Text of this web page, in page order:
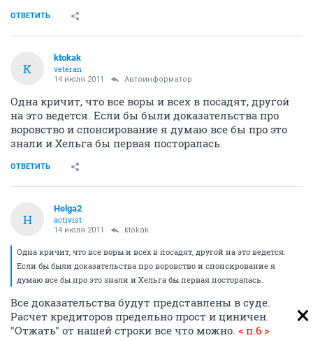
ОТВЕТИТЬ
K
ktokak
veteran
14 июля 2011 Автоинформатор
Одна кричит, что все воры и всех в посадят, другой
на это ведется. Если бы были доказательства про
воровство и спонсирование я думаю все бы про это
знали и Хельга бы первая посторалась.
ОТВЕТИТЬ
H
Helga2
activist
14 июля 2011 ktokak
Одна кричит, что все воры и всех в посадят, другой на это ведется.
Если бы были доказательства про воровство и спонсирование я
думаю все бы про это знали и Хельга бы первая посторалась.
Все доказательства будут представлены в суде.
Расчет кредиторов предельно прост и циничен.
"Отжать" от нашей строки все что можно. < п.6 >